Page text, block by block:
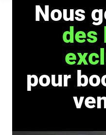
Nous
des
pour